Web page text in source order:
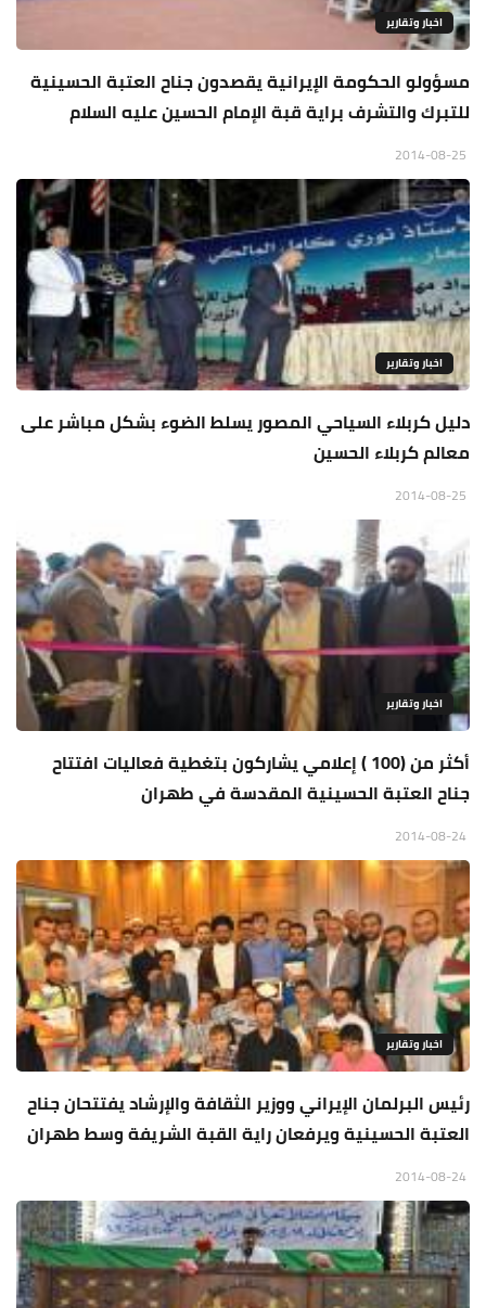
اخبار وتقارير
مسؤولو الحكومة الإيرانية يقصدون جناح العتبة الحسينية
للتبرك والتشرف براية قبة الإمام الحسين عليه السلام
اخبار وتقارير
دليل كربلاء السياحي المصور يسلط الضوء بشكل مباشر على
معالم كربلاء الحسين
اخبار وتقارير
أكثر من (100 ) إعلامي يشاركون بتغطية فعاليات افتتاح
جناح العتبة الحسينية المقدسة في طهران
اخبار وتقارير
رئيس البرلمان الإيراني ووزير الثقافة والإرشاد يفتتحان جناح
العتبة الحسينية ويرفعان راية القبة الشريفة وسط طهران